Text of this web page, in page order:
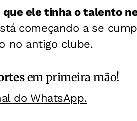
ele tinha o talento
começando a se
no antigo clube.
em primeira mão!
do WhatsApp.